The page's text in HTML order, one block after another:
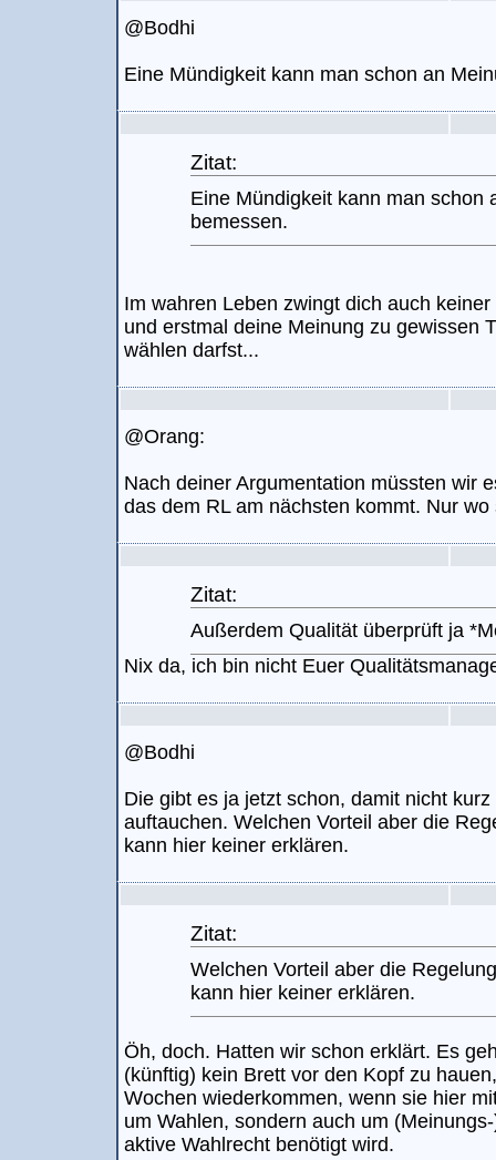
@Bodhi
Eine Mündigkeit kann man schon an
Zitat:
Eine Mündigkeit kann man schon
bemessen.
Im wahren Leben zwingt dich auch
und erstmal deine Meinung zu gewissen
wählen darfst...
@Orang:
Nach deiner Argumentation müssten wir
das dem RL am nächsten kommt. Nur
Zitat:
Außerdem Qualität überprüft ja
Nix da, ich bin nicht Euer
@Bodhi
Die gibt es ja jetzt schon, damit nicht
auftauchen. Welchen Vorteil aber die
kann hier keiner erklären.
Zitat:
Welchen Vorteil aber die
kann hier keiner erklären.
Öh, doch. Hatten wir schon erklärt. Es
(künftig) kein Brett vor den Kopf zu
Wochen wiederkommen, wenn sie hier
um Wahlen, sondern auch um
aktive Wahlrecht benötigt wird.